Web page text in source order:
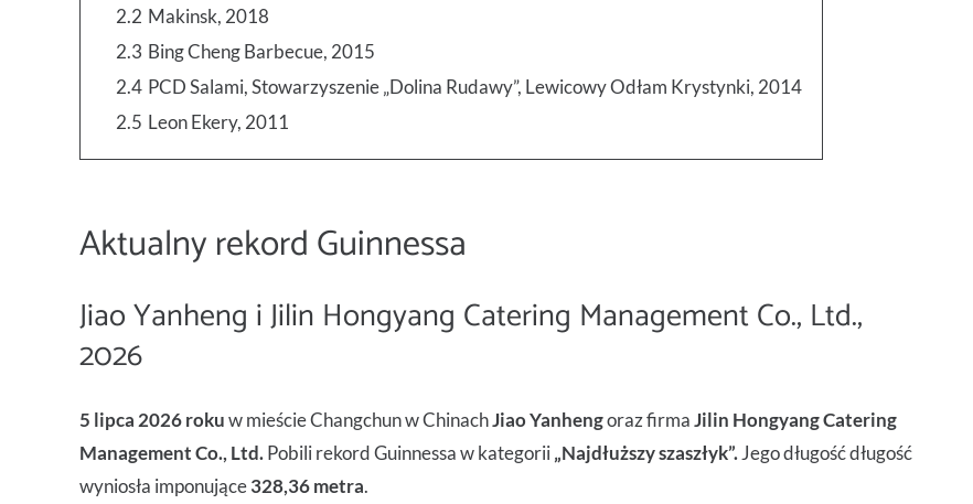
2.2 Makinsk, 2018
2.3 Bing Cheng Barbecue, 2015
2.4 PCD Salami, Stowarzyszenie „Dolina Rudawy”, Lewicowy Odłam Krystynki, 2014
2.5 Leon Ekery, 2011
Aktualny rekord Guinnessa
Jiao Yanheng i Jilin Hongyang Catering Management Co., Ltd.,
2026
5 lipca 2026 rokuw mieście Changchun w ChinachJiao Yanhengoraz firmaJilin Hongyang Catering
Management Co., Ltd.Pobili rekord Guinnessa w kategorii„Najdłuższy szaszłyk”.Jego długość długość
wyniosła imponujące328,36 metra.